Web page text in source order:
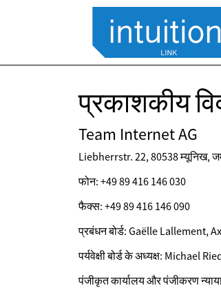
प्रकाशकीय
Team Internet AG
Liebherrstr. 22, 80538 म्यूनिख,
फोन: +49 89 416 146 030
फैक्स: +49 89 416 146 090
प्रबंधन बोर्ड: Gaëlle Lallement,
पर्यवेक्षी बोर्ड के अध्यक्ष: Michael
पंजीकृत कार्यालय और पंजीकरण